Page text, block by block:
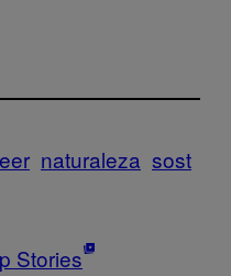
naturaleza sost
Stories